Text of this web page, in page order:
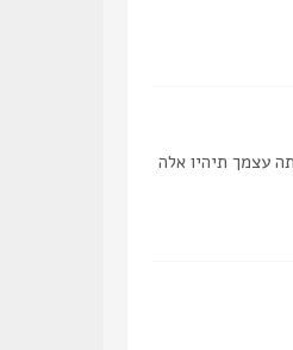
עצמך תיהיו אלה